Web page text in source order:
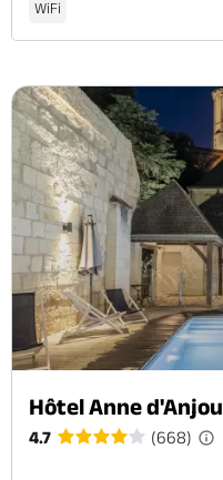
WiFi
Hôtel Anne d'Anjou
4.7 (668)